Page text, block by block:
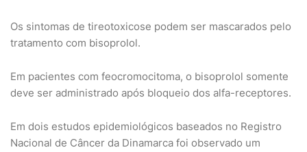
Os sintomas de tireotoxicose podem ser mascarados pelo
tratamento com bisoprolol.
Em pacientes com feocromocitoma, o bisoprolol somente
deve ser administrado após bloqueio dos alfa-receptores.
Em dois estudos epidemiológicos baseados no Registro
Nacional de Câncer da Dinamarca foi observado um